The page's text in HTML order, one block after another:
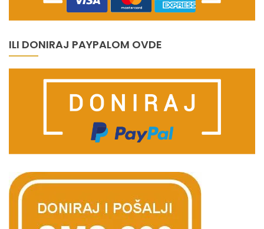
ILI DONIRAJ PAYPALOM OVDE